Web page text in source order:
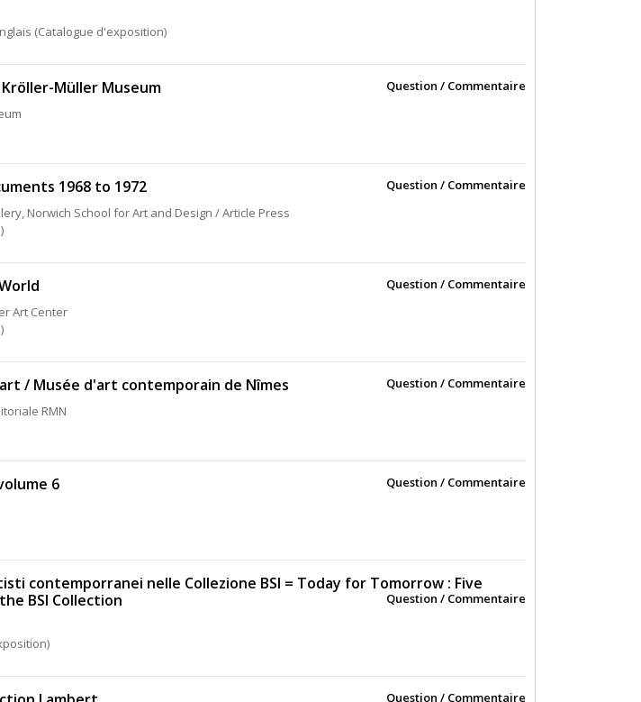
(Catalogue d'exposition)
Müller Museum
Question / Commentaire
1968 to 1972
Question / Commentaire
Norwich School for Art and Design / Article Press
Question / Commentaire
Art Center
/ Musée d'art contemporain de Nîmes
Question / Commentaire
RMN
6
Question / Commentaire
contemporranei nelle Collezione BSI = Today for Tomorrow : Five
BSI Collection
Question / Commentaire
Question / Commentaire